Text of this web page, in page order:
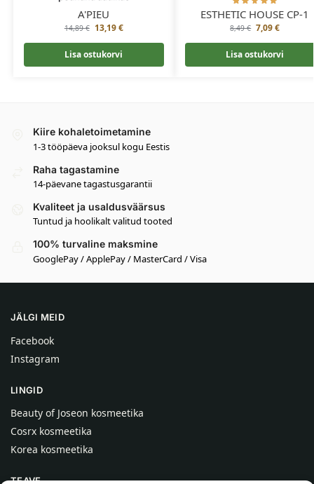
A'PIEU
14,89€ 13,19€
Lisa ostukorvi
ESTHETIC HOUSE CP-1
8,49€ 7,09€
Lisa ostukorvi
Kiire kohaletoimetamine
1-3 tööpäeva jooksul kogu Eestis
Raha tagastamine
14-päevane tagastusgarantii
Kvaliteet ja usaldusväärsus
Tuntud ja hoolikalt valitud tooted
100% turvaline maksmine
GooglePay / ApplePay / MasterCard / Visa
JÄLGI MEID
Facebook
Instagram
LINGID
Beauty of Joseon kosmeetika
Cosrx kosmeetika
Korea kosmeetika
TEAVE